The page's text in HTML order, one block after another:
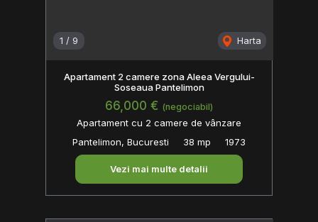
1 / 9 Harta
Apartament 2 camere zona Aleea Vergului-
Soseaua Pantelimon
66,000 € (negociabil)
Apartament cu 2 camere de vânzare
Pantelimon, Bucuresti
38 mp 1973
Vezi mai multe detalii